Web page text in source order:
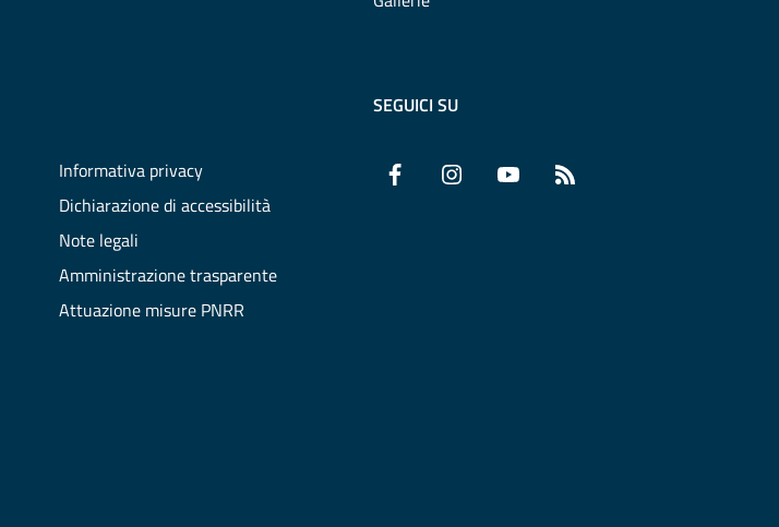
Informativa privacy
Dichiarazione di accessibilità
Note legali
Amministrazione trasparente
Attuazione misure PNRR
SEGUICI SU
Facebook InstagramYouTube